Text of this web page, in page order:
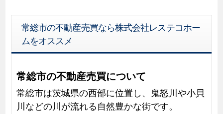
常総市の不動産売買なら株式会社レステコホー
ムをオススメ
常総市の不動産売買について
常総市は茨城県の西部に位置し、鬼怒川や小貝
川などの川が流れる自然豊かな街です。